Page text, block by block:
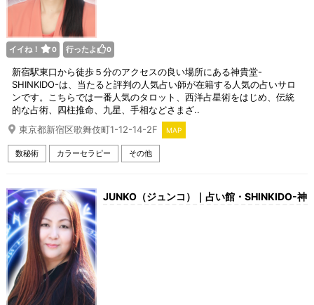
イイね！ 0 行ったよ 0
新宿駅東口から徒歩５分のアクセスの良い場所にある神貴堂-
SHINKIDO-は、当たると評判の人気占い師が在籍する人気の占いサロ
ンです。こちらでは一番人気のタロット、西洋占星術をはじめ、伝統
的な占術、四柱推命、九星、手相などさまざ..
東京都新宿区歌舞伎町1-12-14-2F
MAP
数秘術 カラーセラピー その他
JUNKO（ジュンコ）｜占い館・SHINKIDO-神